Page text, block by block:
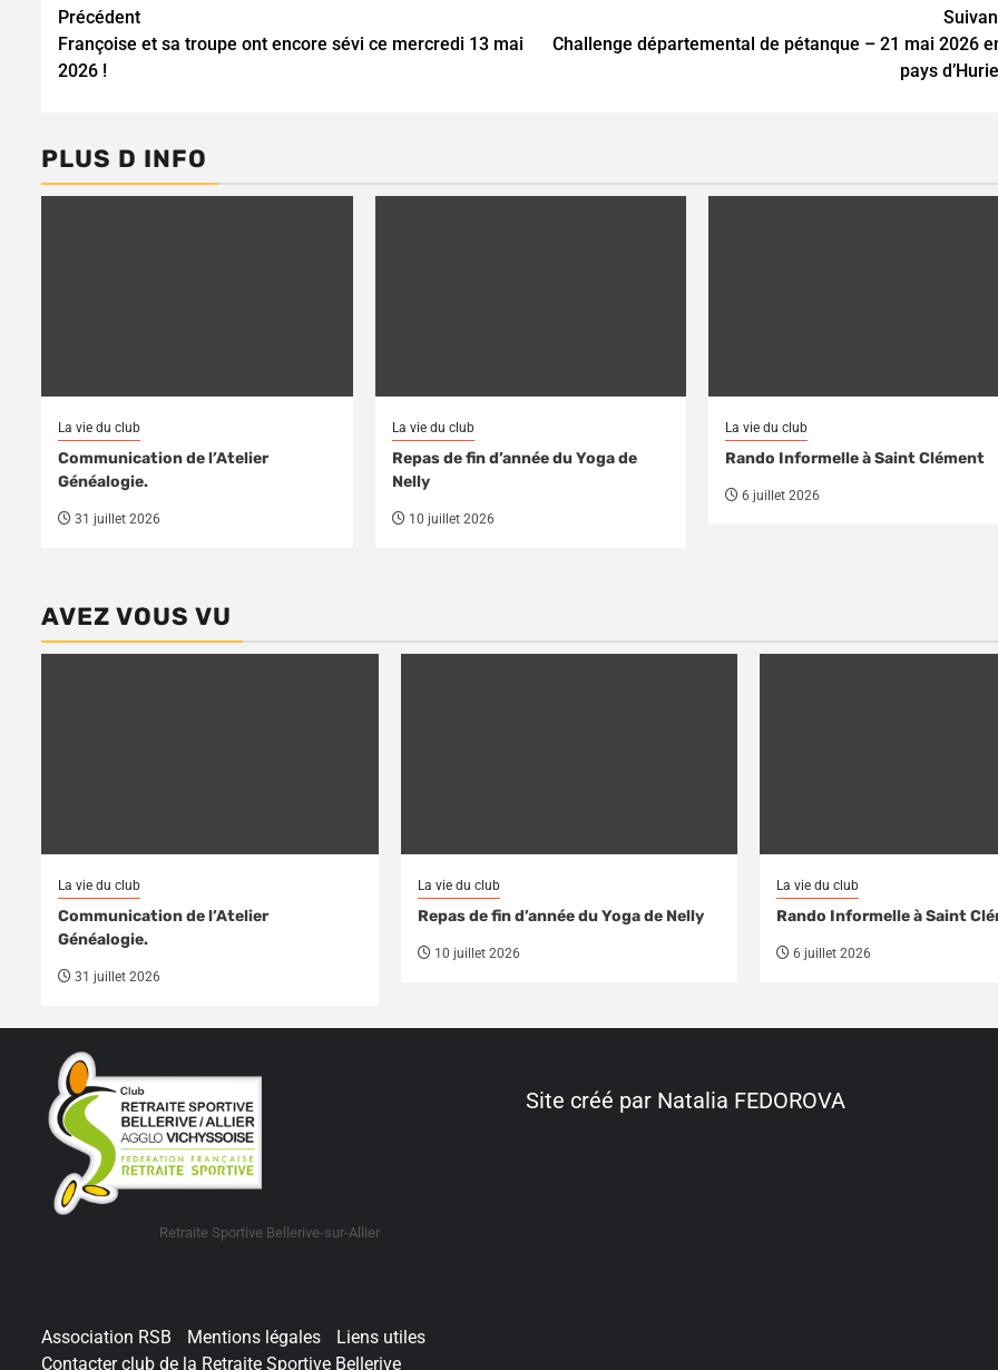
Continue
Reading
Précédent
Françoise et sa troupe ont encore sévi ce mercredi 13 mai
2026 !
Challenge départemental de pétanque – 21 mai 2026
pays d’Huriel
PLUS D INFO
La vie du club
Communication de l’Atelier
Généalogie.
31 juillet 2026
La vie du club
Repas de fin d’année du Yoga de
Nelly
10 juillet 2026
La vie du club
Rando Informelle à Saint Clément
6 juillet 2026
AVEZ VOUS VU
La vie du club
Communication de l’Atelier
Généalogie.
31 juillet 2026
La vie du club
Repas de fin d’année du Yoga de Nelly
10 juillet 2026
La vie du club
Rando Informelle à Saint
6 juillet 2026
Retraite Sportive Bellerive-sur-Allier
Site créé par Natalia FEDOROVA
Association RSB
Mentions légales
Liens utiles
Contacter club de la Retraite Sportive Bellerive